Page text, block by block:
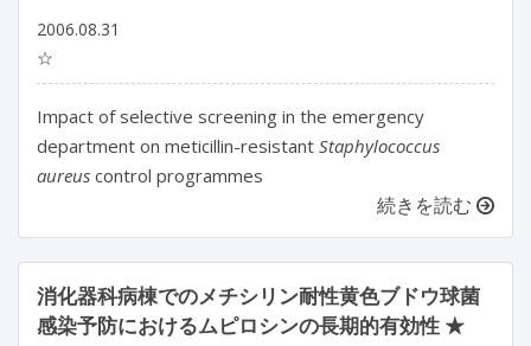
2006.08.31
☆
Impact of selective screening in the emergency
department on meticillin-resistant Staphylococcus
aureus control programmes
続きを読む
消化器科病棟でのメチシリン耐性黄色ブドウ球菌
感染予防におけるムピロシンの長期的有効性 ★